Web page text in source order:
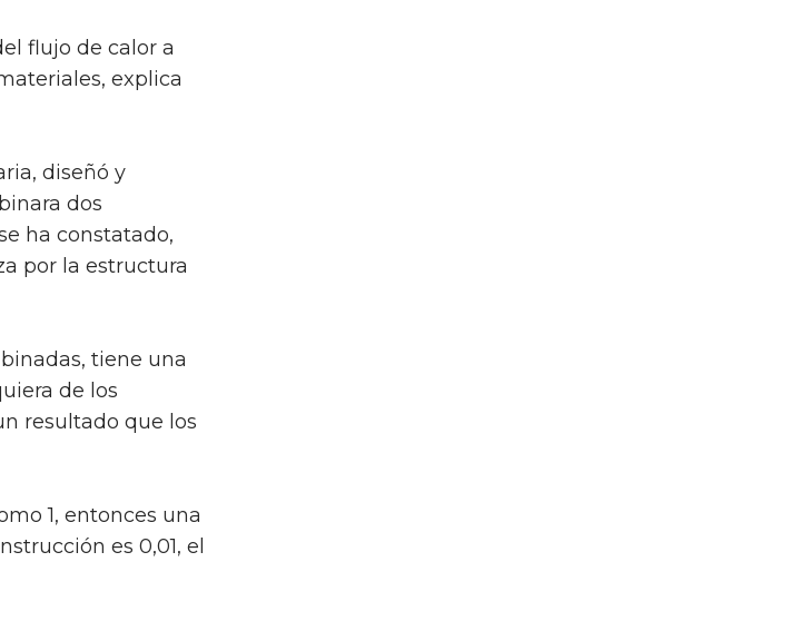
flujo de calor a
explica
diseñó y
dos
ha constatado,
por la estructura
tiene una
de los
resultado que los
1, entonces una
es 0,01, el